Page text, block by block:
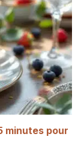
minutes pour